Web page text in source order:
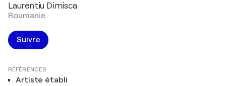
Laurentiu Dimisca
Roumanie
Suivre
RÉFÉRENCES
Artiste établi